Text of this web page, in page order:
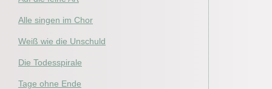
Alle singen im Chor
Weiß wie die Unschuld
Die Todesspirale
Tage ohne Ende